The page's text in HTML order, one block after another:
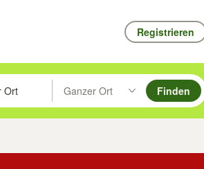
Registrieren
Pfeiltasten nach oben/unten durchsuchen
Eingabetaste drücken um zu
Ganzer Ort
Suche im Umkreis des gewählten
Finden